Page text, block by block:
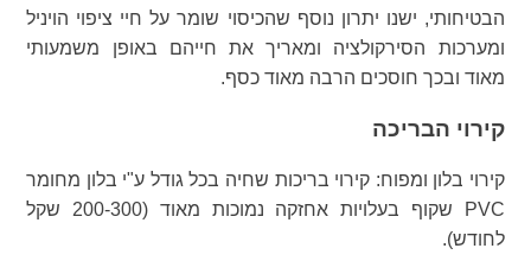
הבטיחותי, ישנו יתרון נוסף שהכיסוי שומר על חיי ציפוי הויניל
ומערכות הסירקולציה ומאריך את חייהם באופן משמעותי
מאוד ובכך חוסכים הרבה מאוד כסף.
קירוי הבריכה
קירוי בלון ומפוח: קירוי בריכות שחיה בכל גודל ע"י בלון מחומר
PVC שקוף בעלויות אחזקה נמוכות מאוד (200-300 שקל
לחודש).